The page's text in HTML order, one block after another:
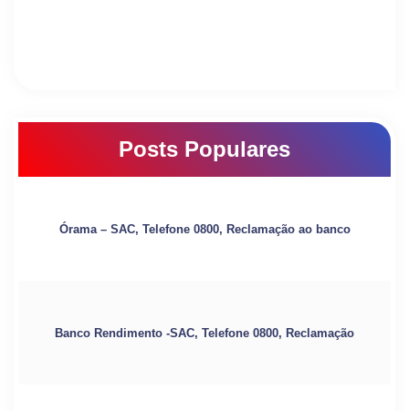
Posts Populares
Órama – SAC, Telefone 0800, Reclamação ao banco
Banco Rendimento -SAC, Telefone 0800, Reclamação